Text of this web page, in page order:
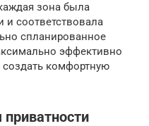
зона была
и соответствовала
спланированное
эффективно
создать комфортную